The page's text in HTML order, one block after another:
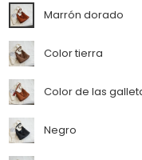
Marrón dorado
Color tierra
Color de las
Negro